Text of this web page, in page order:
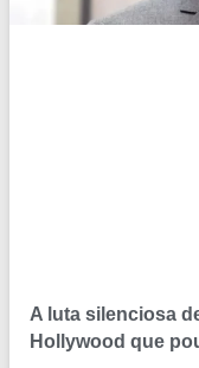
A luta silenciosa
Hollywood que